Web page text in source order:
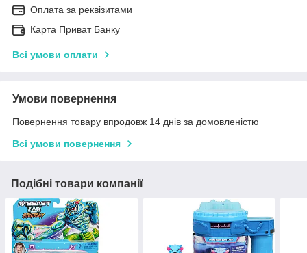
Оплата за реквізитами
Карта Приват Банку
Всі умови оплати
Умови повернення
Повернення товару впродовж 14 днів за домовленістю
Всі умови повернення
Подібні товари компанії